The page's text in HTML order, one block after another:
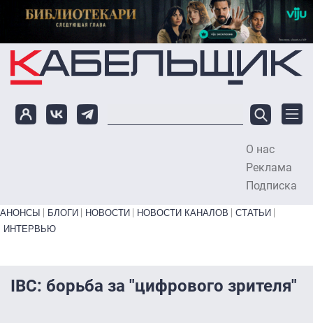
Перейти к основному содержанию
О нас
Реклама
Подписка
Primary links bottom
АНОНСЫ БЛОГИ НОВОСТИ НОВОСТИ КАНАЛОВ
СТАТЬИ
ИНТЕРВЬЮ
IBC: борьба за "цифрового зрителя"